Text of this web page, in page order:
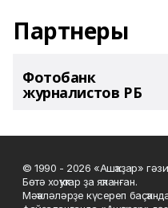
Партнеры
Фотобанк
журналистов РБ
© 1990 - 2026 «Ашҡаҙар»
Бөтә хоҡуҡтар ҙа яҡланған.
Мәҡәләләрҙе күсереп